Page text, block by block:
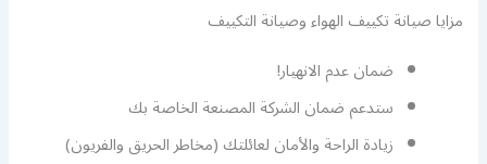
مزايا صيانة تكييف الهواء وصيانة التكييف
ضمان عدم الانهيار!
ستدعم ضمان الشركة المصنعة الخاصة بك
زيادة الراحة والأمان لعائلتك (مخاطر الحريق والفريون)